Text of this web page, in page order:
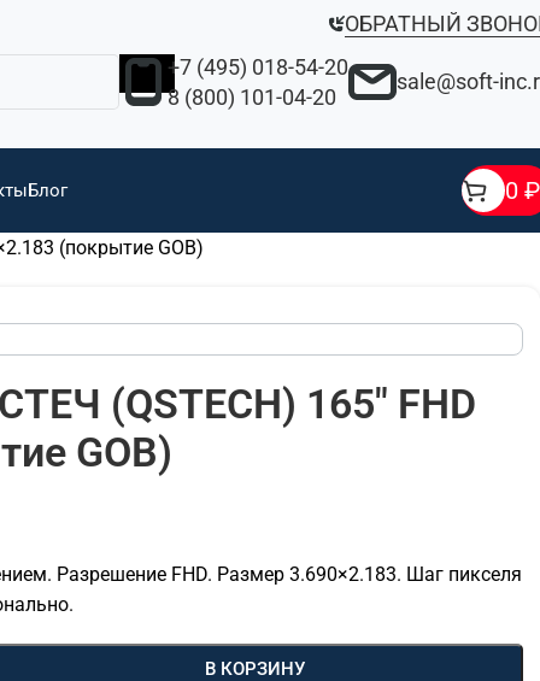
ОБРАТНЫЙ
+7 (495) 018-54-20
8 (800) 101-04-20
sale@soft-
Блог 0 ₽
(покрытие GOB)
(QSTECH) 165" FHD
GOB)
Разрешение FHD. Размер 3.690×2.183. Шаг пикселя
В КОРЗИНУ